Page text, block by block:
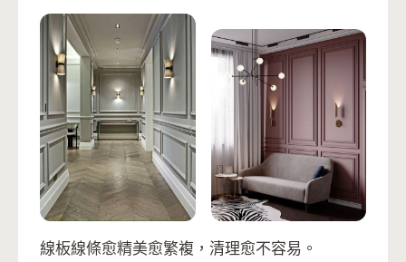
線板線條愈精美愈繁複，清理愈不容易。